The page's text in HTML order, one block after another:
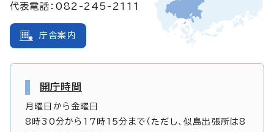
代表電話：082-245-2111
庁舎案内
開庁時間
月曜日から金曜日
8時30分から17時15分まで（ただし、似島出張所は8